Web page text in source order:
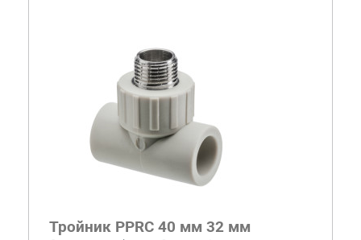
Тройник PPRC 40 мм 32 мм